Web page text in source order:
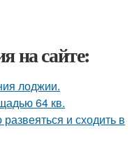
на сайте:
лоджии.
64 кв.
и сходить в